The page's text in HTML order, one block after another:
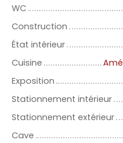
WC
Construction
État intérieur
Cuisine
Exposition
Stationnement intérieur
Stationnement extérieur
Cave